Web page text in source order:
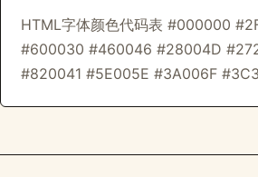
HTML字体颜色代码表 #000000
#600030 #460046 #28004D
#820041 #5E005E #3A006F